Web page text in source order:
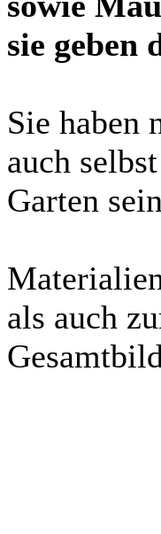
sie geben
Sie haben
auch
Garten
als auch